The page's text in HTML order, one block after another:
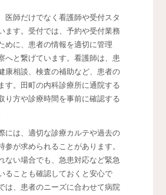
医師だけでなく看護師や受付スタ
ます。受付では、予約や受付業務
めに、患者の情報を適切に管理
へと繋げています。看護師は、患
康相談、検査の補助など、患者の
す。田町の内科診療所に通院する
り方や診療時間を事前に確認する
には、適切な診療カルテや過去の
参が求められることがあります。
ない場合でも、急患対応など緊急
ることも確認しておくと安心で
は、患者のニーズに合わせて病院